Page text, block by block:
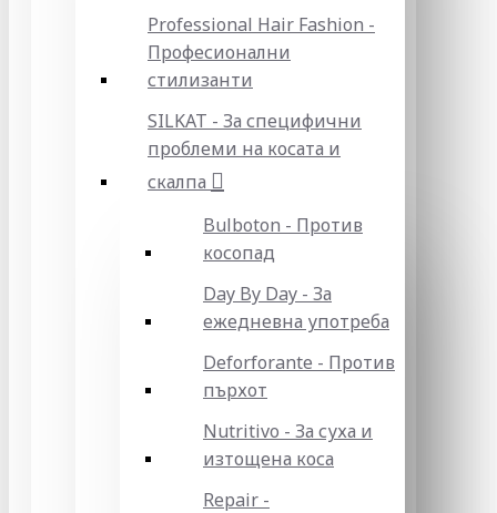
Professional Hair Fashion -
Професионални
стилизанти
SILKAT - За специфични
проблеми на косата и
скалпа
Bulboton - Против
косопад
Day By Day - За
ежедневна употреба
Deforforante - Против
пърхот
Nutritivo - За суха и
изтощена коса
Repair -